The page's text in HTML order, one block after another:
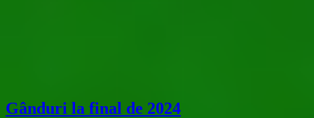
Gânduri la final de 2024